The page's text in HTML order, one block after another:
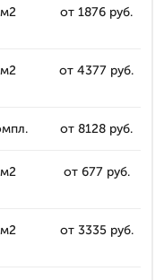
м2 от 1876 руб.
м2 от 4377 руб.
от 8128 руб.
м2 от 677 руб.
м2 от 3335 руб.